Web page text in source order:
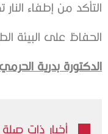
التأكد من إطفاء
الحفاظ على البيئة
الدكتورة بدرية
أخبار ذات صلة